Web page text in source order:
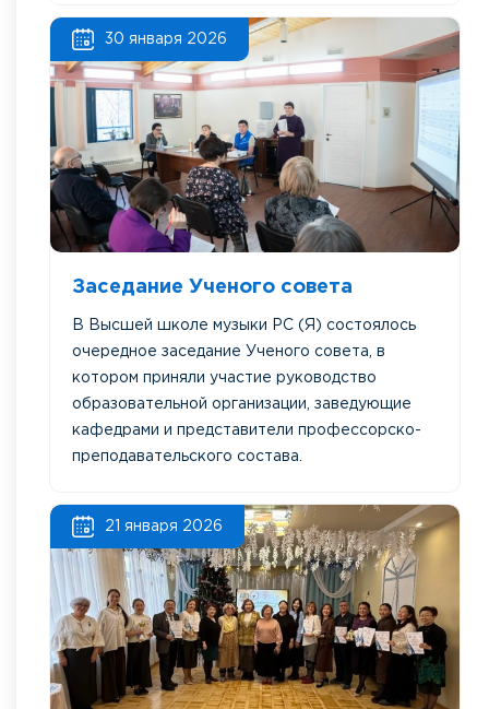
30 января 2026
Заседание Ученого совета
В Высшей школе музыки РС (Я) состоялось
очередное заседание Ученого совета, в
котором приняли участие руководство
образовательной организации, заведующие
кафедрами и представители профессорско-
преподавательского состава.
21 января 2026